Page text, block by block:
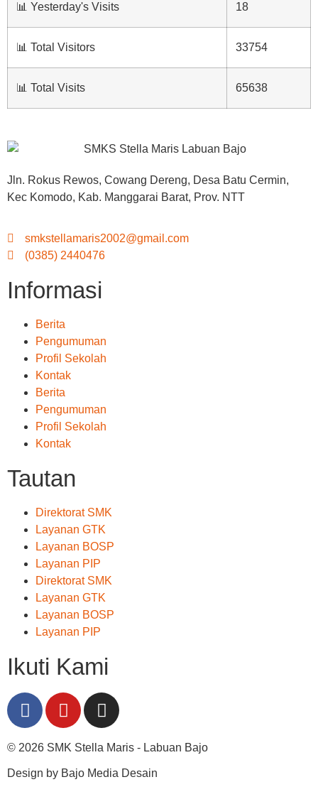
📊 Yesterday's Visits 18
📊 Total Visitors 33754
📊 Total Visits 65638
Jln. Rokus Rewos, Cowang Dereng, Desa Batu Cermin,
Kec Komodo, Kab. Manggarai Barat, Prov. NTT
smkstellamaris2002@gmail.com
(0385) 2440476
Informasi
Berita
Pengumuman
Profil Sekolah
Kontak
Berita
Pengumuman
Profil Sekolah
Kontak
Tautan
Direktorat SMK
Layanan GTK
Layanan BOSP
Layanan PIP
Direktorat SMK
Layanan GTK
Layanan BOSP
Layanan PIP
Ikuti Kami
© 2026 SMK Stella Maris - Labuan Bajo
Design by Bajo Media Desain